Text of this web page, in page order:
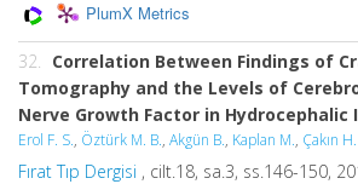
PlumX Metrics
32. Correlation Between Findings of
Tomography and the Levels of
Nerve Growth Factor in Hydrocephalic
Erol F. S., Öztürk M. B., Akgün B., Kaplan M., Çakın H.
Fırat Tıp Dergisi , cilt.18, sa.3, ss.146-150,